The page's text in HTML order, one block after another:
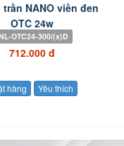
NANO viền đen
OTC 24w
OTC24-300/(x)D
712.000 đ
hàng Yêu thích